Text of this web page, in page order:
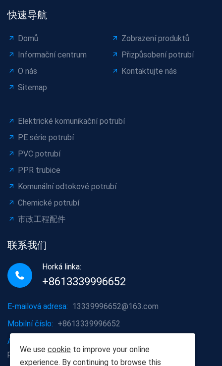
快速导航
Domů
Zobrazení produktů
Informační centrum
Přizpůsobení potrubí
O nás
Kontaktujte nás
Sitemap
Elektrické komunikační potrubí
PE série potrubí
PVC potrubí
PPR trubice
Komunální odtokové potrubí
Chemické potrubí
市政工程配件
联系我们
Horká linka:
+8613339996652
E-mailová adresa: 13339996652@163.com
Mobilní číslo: +8613339996652
Adresa společnosti:
provincie Hubei
We use cookie to improve your online
experience. By continuing to browse this